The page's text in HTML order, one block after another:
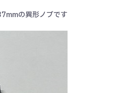
の異形ノブです